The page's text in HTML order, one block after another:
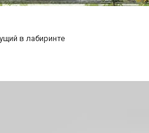
в лабиринте